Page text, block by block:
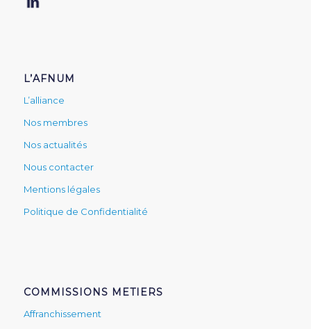
L’AFNUM
L’alliance
Nos membres
Nos actualités
Nous contacter
Mentions légales
Politique de Confidentialité
COMMISSIONS METIERS
Affranchissement